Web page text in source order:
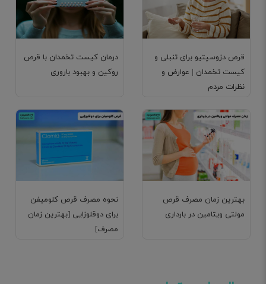
درمان کیست تخمدان با قرص
روکین و بهبود باروری
قرص دزوسپتیو برای تنبلی و
کیست تخمدان | عوارض و
نظرات مردم
نحوه مصرف قرص کلومیفن
برای دوقلوزایی [بهترین زمان
مصرف]
بهترین زمان مصرف قرص
مولتی ویتامین در بارداری